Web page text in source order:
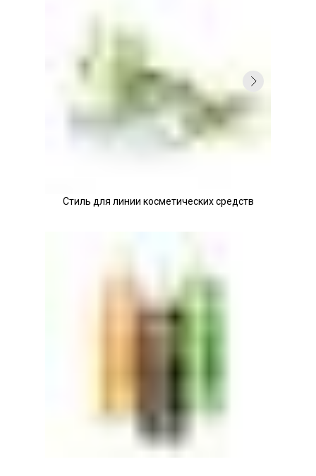
Labels | Packaging
Стиль для линии косметических средств